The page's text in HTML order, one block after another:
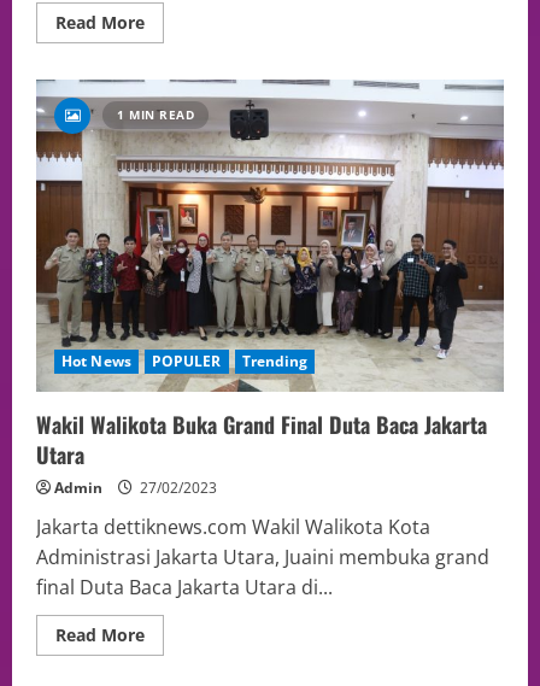
Read More
1 MIN READ
Hot News POPULER Trending
Wakil Walikota Buka Grand Final Duta Baca Jakarta
Utara
Admin 27/02/2023
Jakarta dettiknews.com Wakil Walikota Kota
Administrasi Jakarta Utara, Juaini membuka grand
final Duta Baca Jakarta Utara di...
Read More